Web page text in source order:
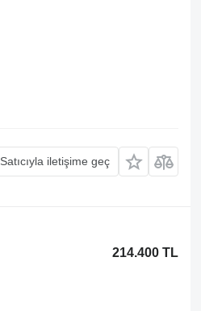
Satıcıyla iletişime geç
214.400 TL